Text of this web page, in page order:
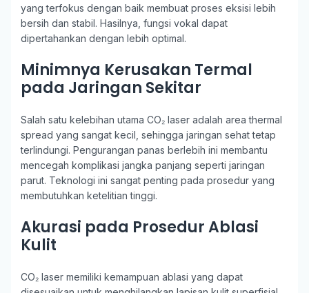
yang terfokus dengan baik membuat proses eksisi lebih
bersih dan stabil. Hasilnya, fungsi vokal dapat
dipertahankan dengan lebih optimal.
Minimnya Kerusakan Termal
pada Jaringan Sekitar
Salah satu kelebihan utama CO₂ laser adalah area thermal
spread yang sangat kecil, sehingga jaringan sehat tetap
terlindungi. Pengurangan panas berlebih ini membantu
mencegah komplikasi jangka panjang seperti jaringan
parut. Teknologi ini sangat penting pada prosedur yang
membutuhkan ketelitian tinggi.
Akurasi pada Prosedur Ablasi
Kulit
CO₂ laser memiliki kemampuan ablasi yang dapat